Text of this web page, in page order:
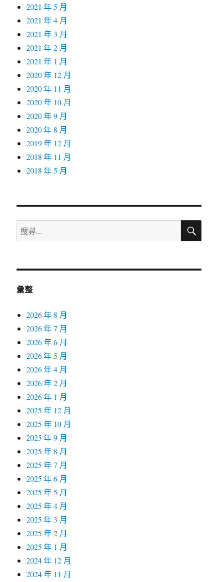
2021 年 5 月
2021 年 4 月
2021 年 3 月
2021 年 2 月
2021 年 1 月
2020 年 12 月
2020 年 11 月
2020 年 10 月
2020 年 9 月
2020 年 8 月
2019 年 12 月
2018 年 11 月
2018 年 5 月
搜
尋
鍵
搜
彙整
2026 年 8 月
2026 年 7 月
2026 年 6 月
2026 年 5 月
2026 年 4 月
2026 年 2 月
2026 年 1 月
2025 年 12 月
2025 年 10 月
2025 年 9 月
2025 年 8 月
2025 年 7 月
2025 年 6 月
2025 年 5 月
2025 年 4 月
2025 年 3 月
2025 年 2 月
2025 年 1 月
2024 年 12 月
2024 年 11 月